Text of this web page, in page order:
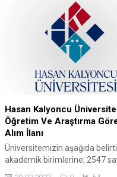
Hasan Kalyoncu
Öğretim Ve Araştırma
Alım İlanı
Üniversitemizin aşağıda
akademik birimlerine; 2547
Yükseköğretim Kanunu’nun